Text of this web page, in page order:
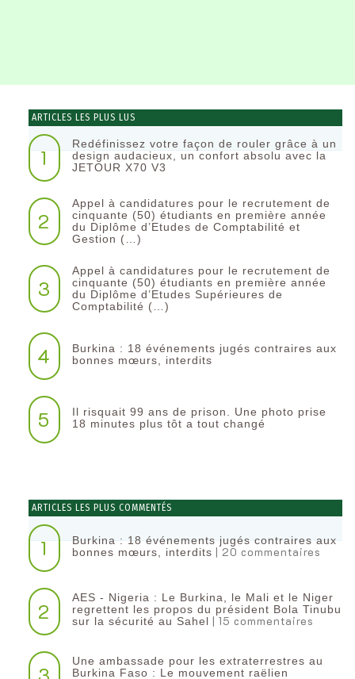
ARTICLES LES PLUS LUS
1
Redéfinissez votre façon de rouler grâce à un
design audacieux, un confort absolu avec la
JETOUR X70 V3
2
Appel à candidatures pour le recrutement de
cinquante (50) étudiants en première année
du Diplôme d’Etudes de Comptabilité et
Gestion (…)
3
Appel à candidatures pour le recrutement de
cinquante (50) étudiants en première année
du Diplôme d’Etudes Supérieures de
Comptabilité (…)
4
Burkina : 18 événements jugés contraires aux
bonnes mœurs, interdits
5
Il risquait 99 ans de prison. Une photo prise
18 minutes plus tôt a tout changé
ARTICLES LES PLUS COMMENTÉS
1
Burkina : 18 événements jugés contraires aux
bonnes mœurs, interdits | 20 commentaires
2
AES - Nigeria : Le Burkina, le Mali et le Niger
regrettent les propos du président Bola Tinubu
sur la sécurité au Sahel | 15 commentaires
Une ambassade pour les extraterrestres au
Burkina Faso : Le mouvement raëlien